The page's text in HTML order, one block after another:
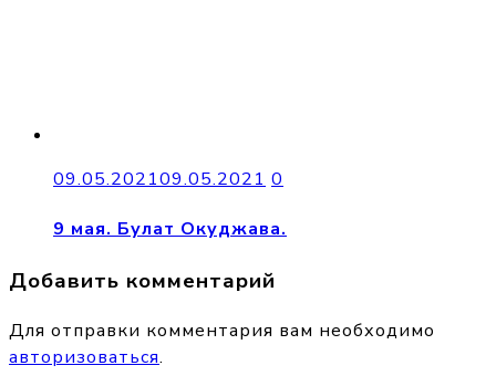
09.05.202109.05.2021 0
9 мая. Булат Окуджава.
Добавить комментарий
Для отправки комментария вам необходимо
авторизоваться.